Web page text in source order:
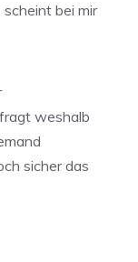
bei mir
weshalb
sicher das